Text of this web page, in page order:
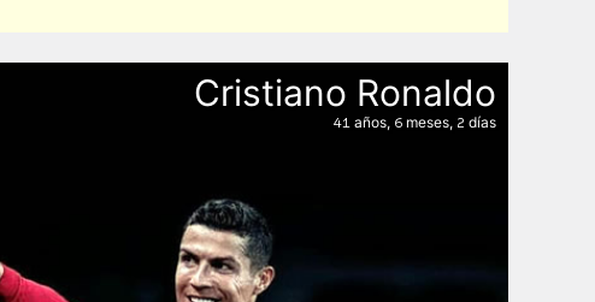
Cristiano Ronaldo
41 años, 6 meses, 2 días